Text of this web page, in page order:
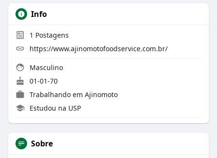
Info
1 Postagens
https://www.ajinomotofoodservice.com.br/
Masculino
01-01-70
Trabalhando em Ajinomoto
Estudou na USP
Sobre